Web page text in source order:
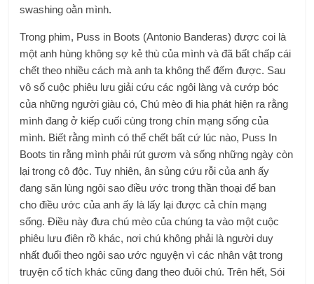
swashing oằn mình.
Trong phim, Puss in Boots (Antonio Banderas) được coi là
một anh hùng không sợ kẻ thù của mình và đã bất chấp cái
chết theo nhiều cách mà anh ta không thể đếm được. Sau
vô số cuộc phiêu lưu giải cứu các ngôi làng và cướp bóc
của những người giàu có, Chú mèo đi hia phát hiện ra rằng
mình đang ở kiếp cuối cùng trong chín mạng sống của
mình. Biết rằng mình có thể chết bất cứ lúc nào, Puss In
Boots tin rằng mình phải rút gươm và sống những ngày còn
lại trong cô độc. Tuy nhiên, ân sủng cứu rỗi của anh ấy
đang săn lùng ngôi sao điều ước trong thần thoại để ban
cho điều ước của anh ấy là lấy lại được cả chín mạng
sống. Điều này đưa chú mèo của chúng ta vào một cuộc
phiêu lưu điên rồ khác, nơi chú không phải là người duy
nhất đuổi theo ngôi sao ước nguyện vì các nhân vật trong
truyện cổ tích khác cũng đang theo đuôi chú. Trên hết, Sói